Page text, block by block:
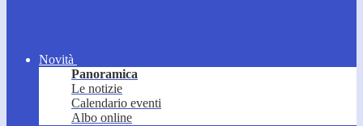
Novità
Panoramica
Le notizie
Calendario eventi
Albo online